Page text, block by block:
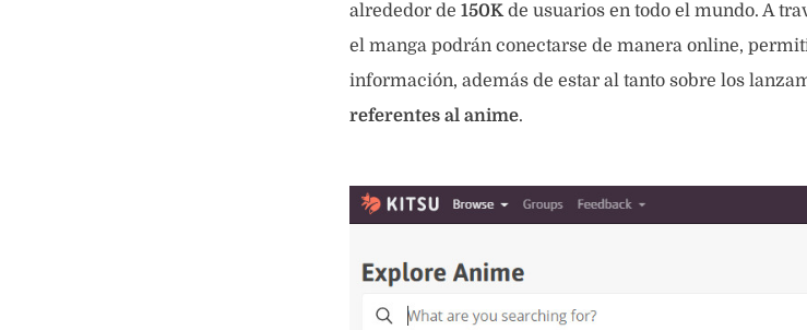
alrededor de 150Kde usuarios en todo el mundo. A
el manga podrán conectarse de manera online,
información, además de estar al tanto sobre los
referentes al anime.